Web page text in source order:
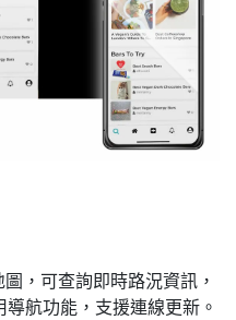
，可查詢即時路況資訊，
航功能，支援連線更新。